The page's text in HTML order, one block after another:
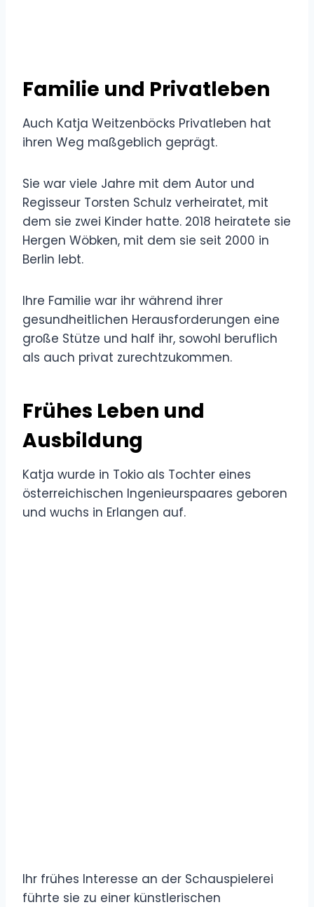
Familie und Privatleben
Auch Katja Weitzenböcks Privatleben hat
ihren Weg maßgeblich geprägt.
Sie war viele Jahre mit dem Autor und
Regisseur Torsten Schulz verheiratet, mit
dem sie zwei Kinder hatte. 2018 heiratete sie
Hergen Wöbken, mit dem sie seit 2000 in
Berlin lebt.
Ihre Familie war ihr während ihrer
gesundheitlichen Herausforderungen eine
große Stütze und half ihr, sowohl beruflich
als auch privat zurechtzukommen.
Frühes Leben und
Ausbildung
Katja wurde in Tokio als Tochter eines
österreichischen Ingenieurspaares geboren
und wuchs in Erlangen auf.
Ihr frühes Interesse an der Schauspielerei
führte sie zu einer künstlerischen